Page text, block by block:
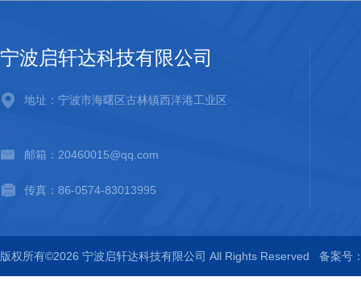
宁波启轩达科技有限公司
地址：宁波市海曙区古林镇西洋港工业区
邮箱：20460015@qq.com
传真：86-0574-83013995
版权所有©2026 宁波启轩达科技有限公司 All Rights Reserved 备案号